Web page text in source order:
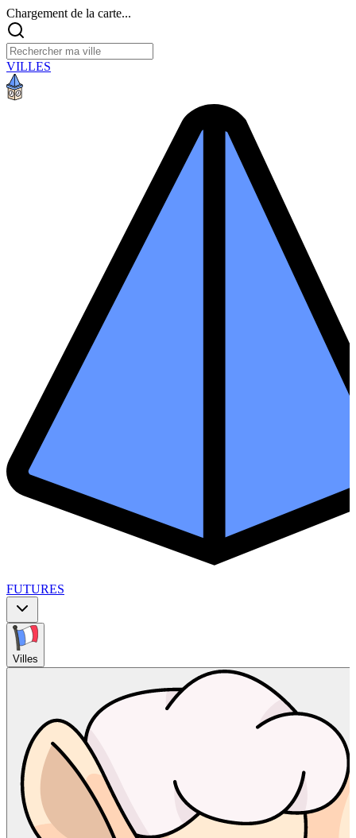
Chargement de la carte...
VILLES
FUTURES
Villes